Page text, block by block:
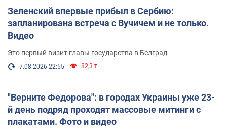
Зеленский впервые прибыл в Сербию:
запланирована встреча с Вучичем и не только.
Видео
Это первый визит главы государства в Белград
7.08.2026 22:55 82,3 т.
"Верните Федорова": в городах Украины уже 23-
й день подряд проходят массовые митинги с
плакатами. Фото и видео